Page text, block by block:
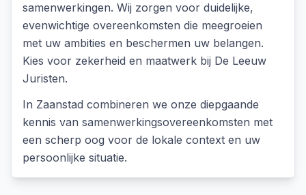
samenwerkingen. Wij zorgen voor duidelijke,
evenwichtige overeenkomsten die meegroeien
met uw ambities en beschermen uw belangen.
Kies voor zekerheid en maatwerk bij De Leeuw
Juristen.
In Zaanstad combineren we onze diepgaande
kennis van samenwerkingsovereenkomsten met
een scherp oog voor de lokale context en uw
persoonlijke situatie.